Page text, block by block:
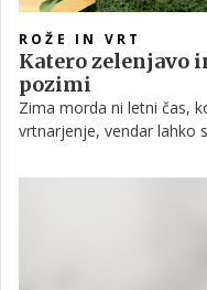
ROŽE IN VRT
Katero zelenjavo
pozimi
Zima morda ni letni čas,
vrtnarjenje, vendar lahko
zelenjavo in uporabna
zmrzal in v vaš dom